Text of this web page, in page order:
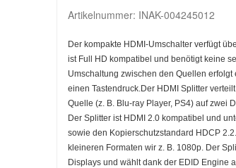
Artikelnummer: INAK-004245012
Der kompakte HDMI-Umschalter verfügt
ist Full HD kompatibel und benötigt keine
Umschaltung zwischen den Quellen
einen Tastendruck.Der HDMI Splitter
Quelle (z. B. Blu-ray Player, PS4) auf zwei
Der Splitter ist HDMI 2.0 kompatibel und
sowie den Kopierschutzstandard HDCP
kleineren Formaten wir z. B. 1080p. Der
Displays und wählt dank der EDID Engine